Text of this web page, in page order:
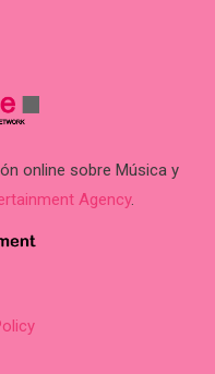
online sobre Música y
Agency.